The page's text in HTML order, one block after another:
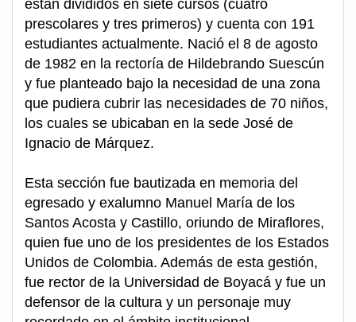
están divididos en siete cursos (cuatro
prescolares y tres primeros) y cuenta con 191
estudiantes actualmente. Nació el 8 de agosto
de 1982 en la rectoría de Hildebrando Suescún
y fue planteado bajo la necesidad de una zona
que pudiera cubrir las necesidades de 70 niños,
los cuales se ubicaban en la sede José de
Ignacio de Márquez.
Esta sección fue bautizada en memoria del
egresado y exalumno Manuel María de los
Santos Acosta y Castillo, oriundo de Miraflores,
quien fue uno de los presidentes de los Estados
Unidos de Colombia. Además de esta gestión,
fue rector de la Universidad de Boyacá y fue un
defensor de la cultura y un personaje muy